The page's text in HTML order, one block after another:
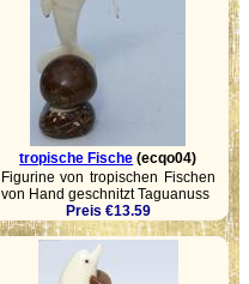
tropische Fische (ecqo04)
Figurine von tropischen Fischen
von Hand geschnitzt Taguanuss
Preis €13.59